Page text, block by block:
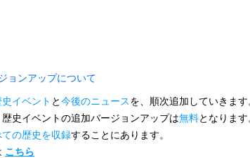
ョンアップについて
史イベント と今後のニュースを、順次追加していきます
史イベントの追加バージョンアップは無料となります
の歴史を収録することにあります。
こちら